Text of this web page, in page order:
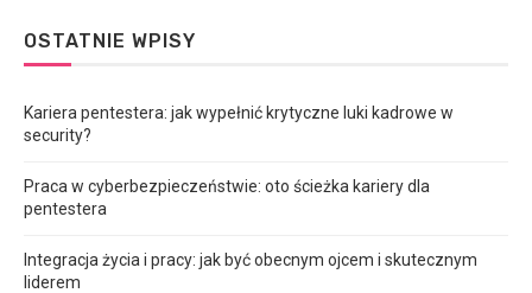
OSTATNIE WPISY
Kariera pentestera: jak wypełnić krytyczne luki kadrowe w
security?
Praca w cyberbezpieczeństwie: oto ścieżka kariery dla
pentestera
Integracja życia i pracy: jak być obecnym ojcem i skutecznym
liderem